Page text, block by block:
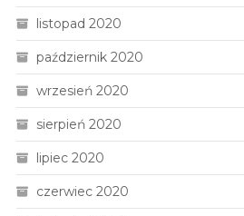
listopad 2020
październik 2020
wrzesień 2020
sierpień 2020
lipiec 2020
czerwiec 2020